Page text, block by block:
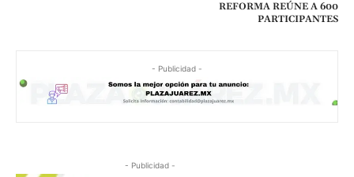
REFORMA REÚNE A 600
PARTICIPANTES
- Publicidad -
- Publicidad -